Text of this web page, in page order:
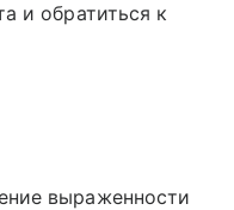
и обратиться к
выраженности